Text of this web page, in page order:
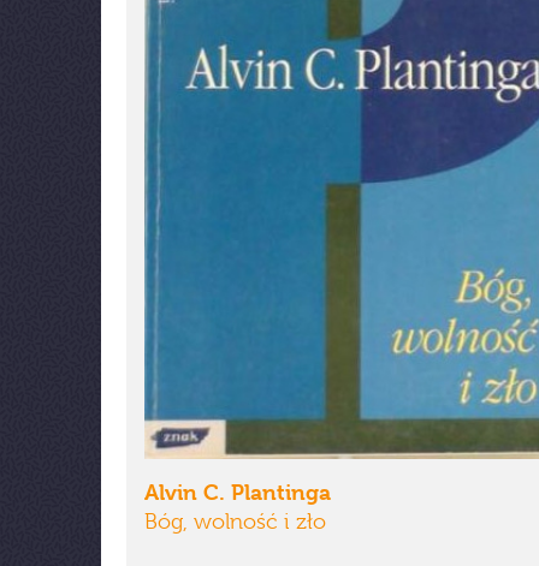
Alvin C. Plantinga
Bóg, wolność i zło